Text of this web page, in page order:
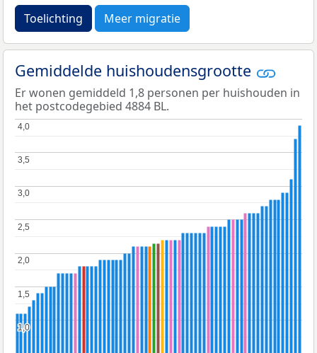
Toelichting Meer migratie
Gemiddelde huishoudensgrootte
Er wonen gemiddeld 1,8 personen per huishouden in
het postcodegebied 4884 BL.
1,0
1,0
1,5
1,5
2,0
2,0
2,5
2,5
3,0
3,0
3,5
3,5
4,0
4,0